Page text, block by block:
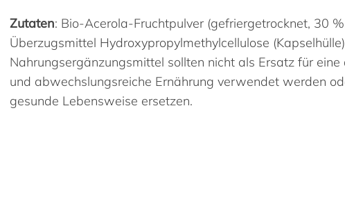
Zutaten: Bio-Acerola-Fruchtpulver (gefriergetrocknet, 30
Überzugsmittel Hydroxypropylmethylcellulose (Kapselhülle)
Nahrungsergänzungsmittel sollten nicht als Ersatz für
und abwechslungsreiche Ernährung verwendet werden
gesunde Lebensweise ersetzen.